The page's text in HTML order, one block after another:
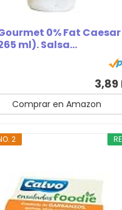
0% Fat Caesar
ml). Salsa...
3,89
Comprar en Amazon
2